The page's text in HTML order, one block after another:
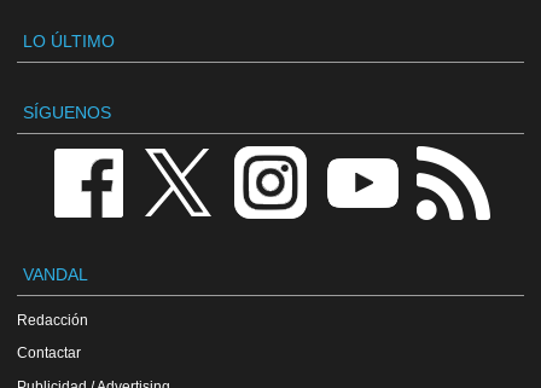
LO ÚLTIMO
SÍGUENOS
VANDAL
Redacción
Contactar